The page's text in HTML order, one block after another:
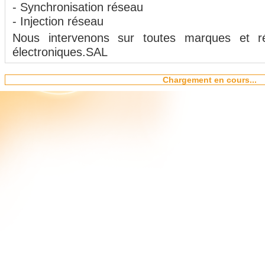
- Synchronisation réseau
- Injection réseau
Nous intervenons sur toutes marques et
électroniques.SAL
Chargement en cours...